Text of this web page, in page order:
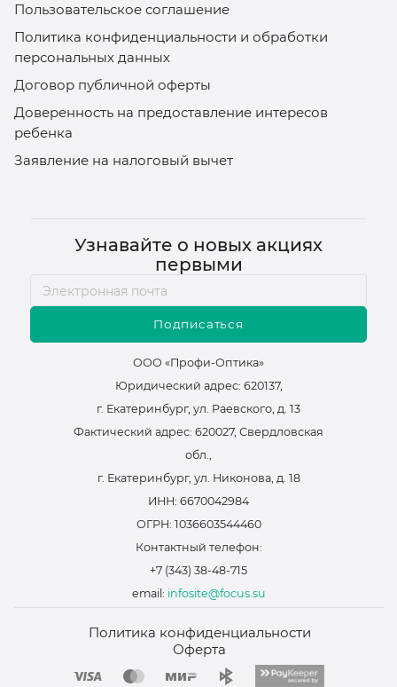
Пользовательское соглашение
Политика конфиденциальности и обработки
персональных данных
Договор публичной оферты
Доверенность на предоставление интересов
ребенка
Заявление на налоговый вычет
Узнавайте о новых акциях
первыми
Подписаться
ООО «Профи-Оптика»
Юридический адрес: 620137,
г. Екатеринбург, ул. Раевского, д. 13
Фактический адрес: 620027, Свердловская
обл.,
г. Екатеринбург, ул. Никонова, д. 18
ИНН: 6670042984
ОГРН: 1036603544460
Контактный телефон:
+7 (343) 38-48-715
email: infosite@focus.su
Политика конфиденциальности
Оферта